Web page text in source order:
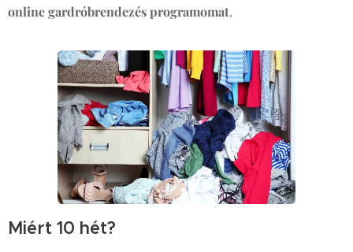
online gardróbrendezés programomat.
Miért 10 hét?